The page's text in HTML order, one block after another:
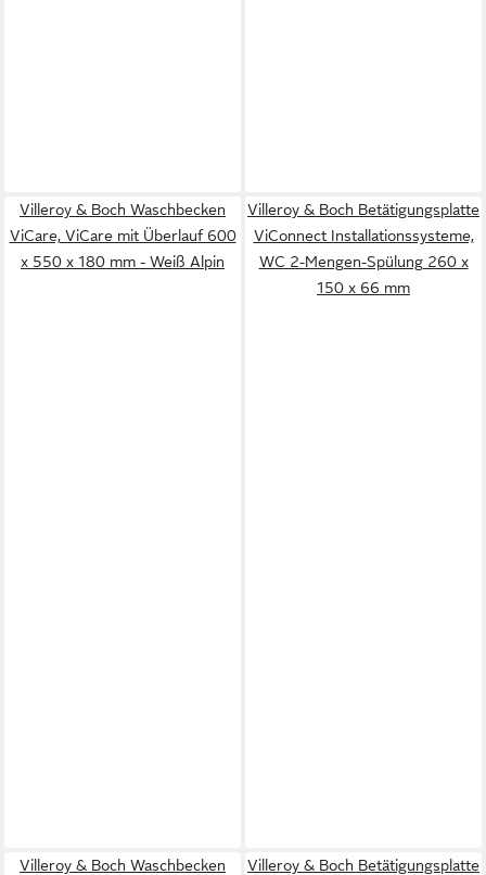
Villeroy & Boch Waschbecken
ViCare, ViCare mit Überlauf 600
x 550 x 180 mm - Weiß Alpin
Villeroy & Boch Betätigungsplatte
ViConnect Installationssysteme,
WC 2-Mengen-Spülung 260 x
150 x 66 mm
Villeroy & Boch Waschbecken
Villeroy & Boch Betätigungsplatte